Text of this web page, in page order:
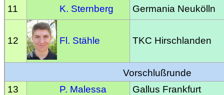
11 K. Sternberg Germania Neukölln
12 Fl. Stähle TKC Hirschlanden
Vorschlußrunde
13
P. Malessa
Gallus Frankfurt